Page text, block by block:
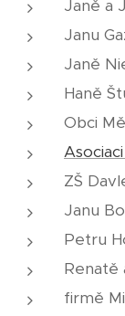
Janě a
Janu
Janě
Haně
Obci
ZŠ
Janu
Petru
Renatě
firmě